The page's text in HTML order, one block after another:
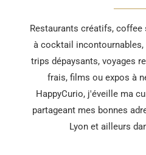
Restaurants créatifs, coffee
à cocktail
trips dépaysants, voyages
frais, films ou expos à
HappyCurio, j'éveille ma
partageant mes bonnes
Lyon et ailleurs